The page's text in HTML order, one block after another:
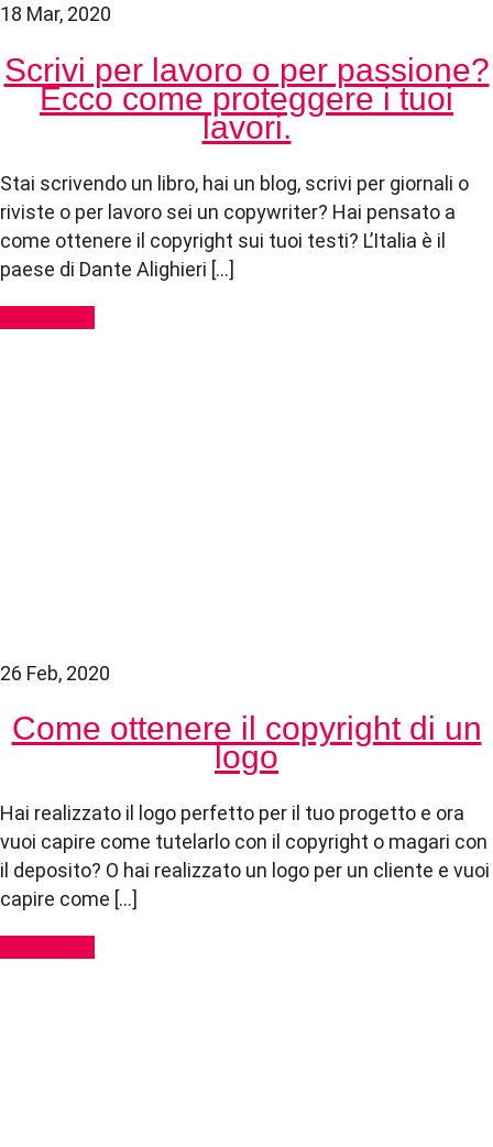
18 Mar, 2020
Scrivi per lavoro o per passione?
Ecco come proteggere i tuoi
lavori.
Stai scrivendo un libro, hai un blog, scrivi per giornali o
riviste o per lavoro sei un copywriter? Hai pensato a
come ottenere il copyright sui tuoi testi? L’Italia è il
paese di Dante Alighieri […]
26 Feb, 2020
Come ottenere il copyright di un
logo
Hai realizzato il logo perfetto per il tuo progetto e ora
vuoi capire come tutelarlo con il copyright o magari con
il deposito? O hai realizzato un logo per un cliente e vuoi
capire come […]